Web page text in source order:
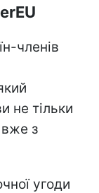
членів
не тільки
вже з
угоди